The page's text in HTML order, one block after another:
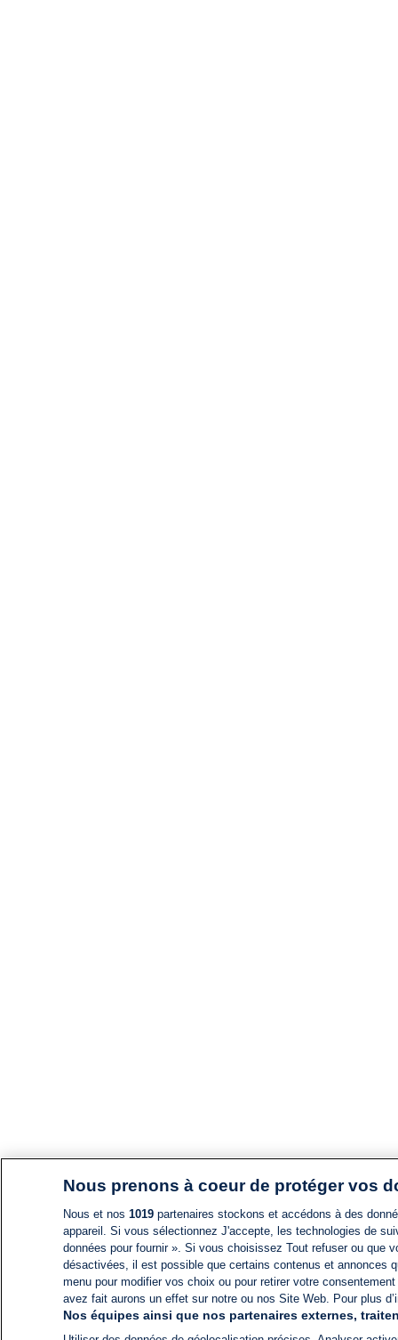
Nous prenons à coeur de protéger vos
Nous et nos 1019partenaires stockons et accédons à des
appareil. Si vous sélectionnez J'accepte, les technologies de
données pour fournir ». Si vous choisissez Tout refuser ou
désactivées, il est possible que certains contenus et annonces
menu pour modifier vos choix ou pour retirer votre
avez fait aurons un effet sur notre ou nos Site Web. Pour plus
Nos équipes ainsi que nos partenaires externes,